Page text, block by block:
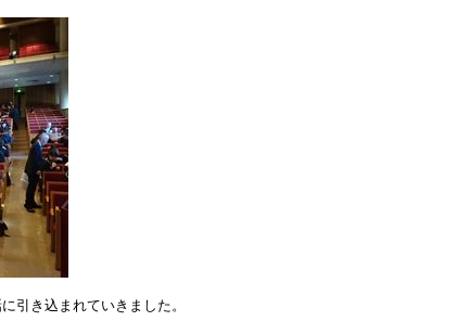
引き込まれていきました。